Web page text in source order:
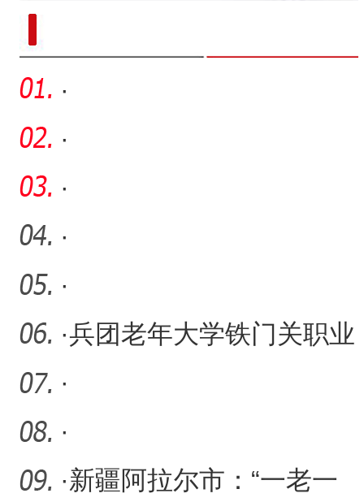
·
·
·
·
·
·兵团老年大学铁门关职业
技术学院分校揭牌
·
·
·新疆阿拉尔市：“一老一